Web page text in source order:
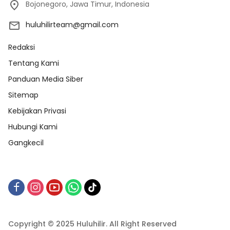
Bojonegoro, Jawa Timur, Indonesia
huluhilirteam@gmail.com
Redaksi
Tentang Kami
Panduan Media Siber
Sitemap
Kebijakan Privasi
Hubungi Kami
Gangkecil
Copyright © 2025 Huluhilir. All Right Reserved